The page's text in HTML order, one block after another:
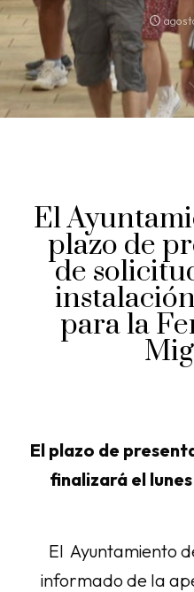
El
plazo de
de
para la
El plazo de
finalizará el
El Ayuntamiento
informado de la